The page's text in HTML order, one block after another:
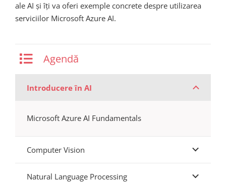
ale AI și îți va oferi exemple concrete despre utilizarea
serviciilor Microsoft Azure AI.
Agendă
Introducere în AI
Microsoft Azure AI Fundamentals
Computer Vision
Natural Language Processing